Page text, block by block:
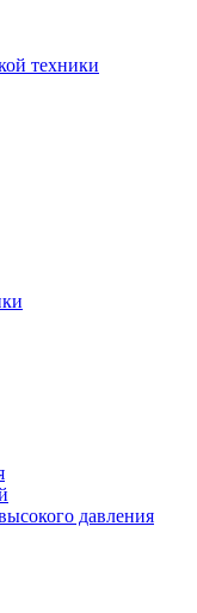
техники
давления